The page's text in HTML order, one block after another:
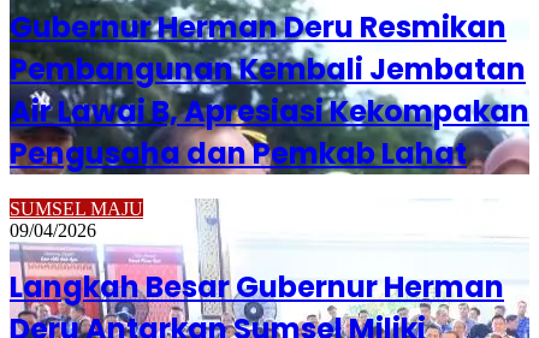
Gubernur Herman Deru Resmikan
Pembangunan Kembali Jembatan
Air Lawai B, Apresiasi Kekompakan
Pengusaha dan Pemkab Lahat
SUMSEL MAJU
09/04/2026
Langkah Besar Gubernur Herman
Deru Antarkan Sumsel Miliki